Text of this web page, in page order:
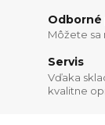
Môžete sa
Servis
Vďaka
kvalitne